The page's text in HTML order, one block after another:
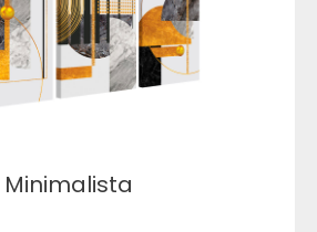
Minimalista